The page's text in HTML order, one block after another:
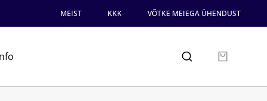
MEIST KKK VÕTKE MEIEGA ÜHENDUST